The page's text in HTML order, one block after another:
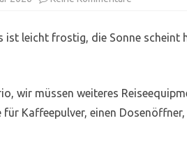
ist leicht frostig, die Sonne scheint
wir müssen weiteres
für Kaffeepulver, einen